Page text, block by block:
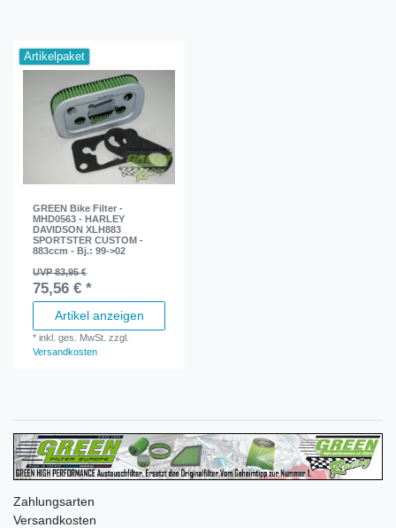
Artikelpaket
GREEN Bike Filter -
MHD0563 - HARLEY
DAVIDSON XLH883
SPORTSTER CUSTOM -
883ccm - Bj.: 99->02
UVP 83,95 €
75,56 € *
Artikel anzeigen
*inkl. ges. MwSt. zzgl.
Versandkosten
Zahlungsarten
Versandkosten